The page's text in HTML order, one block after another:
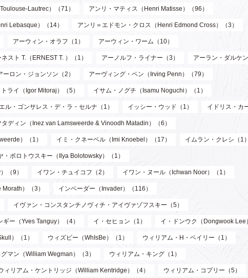
Lautrec）（71） アンリ・マティス（Henri Matisse）（96）
Lebasque）（14） アンリ＝エドモン・クロス（Henri Edmond Cross）（3）
アーウィン・オラフ（1） アーウィン・ワーム（10）
ネスト T.（ERNEST T. ）（1） アーノルフ・ライナー（3） アーラン・ダルケ
ーロン・ジョンソン（2） アーヴィング・ペン（Irving Penn）（79）
ライ（Igor Mitoraj）（5） イサム・ノグチ（Isamu Noguchi）（1）
ル・ゴンサレス・デ・ラ・セルナ（1） イッシー・ウッド（1） イドリス・カ
ディン（Inez van Lamsweerde & Vinoodh Matadin）（6）
）（1） イミ・クネーベル（Imi Knoebel）（17） イムラン・クレシ（1
・ボロトウスキー（Ilya Bolotowsky）（1）
（9） イワン・チュイコフ（2） イワン・ヌール（Ichwan Noor）（1）
）（3） インベーダー（Invader）（116）
イヴァン・コンスタンチノヴィチ・アイヴァゾフスキー（5）
ギー（Yves Tanguy）（4） イ・セヒョン（1） イ・ドンウク（Dongwook Lee
）（1） ウィズビー（WhIsBe）（1） ウィリアム・H・ベイリー（1）
マン（William Wegman）（3） ウィリアム・キング（1）
ィリアム・ケントリッジ（William Kentridge）（4） ウィリアム・コプリー（5）